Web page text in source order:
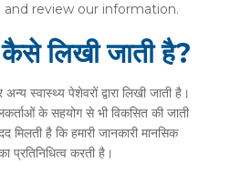
review our information.
कैसे लिखी जाती है?
स्वास्थ्य पेशेवरों द्वारा लिखी जाती है।
के सहयोग से भी विकसित की जाती
है कि हमारी जानकारी मानसिक
प्रतिनिधित्व करती है।